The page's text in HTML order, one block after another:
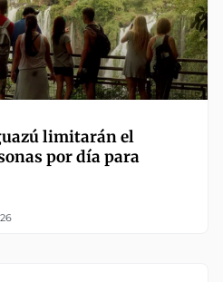
limitarán el
por día para